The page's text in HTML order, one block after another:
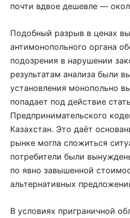
почти вдвое дешевле —
Подобный разрыв в ценах
антимонопольного органа
подозрения в нарушении
результатам анализа были
установления монопольно
попадает под действие
Предпринимательского
Казахстан. Это даёт
рынке могла сложиться
потребители были
по явно завышенной
альтернативных
В условиях приграничной